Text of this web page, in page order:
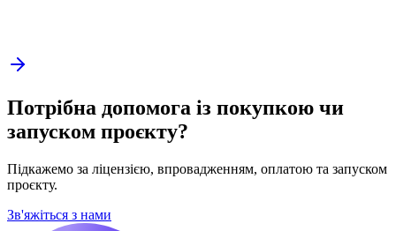
Потрібна допомога із покупкою чи
запуском проєкту?
Підкажемо за ліцензією, впровадженням, оплатою та запуском
проєкту.
Зв'яжіться з нами